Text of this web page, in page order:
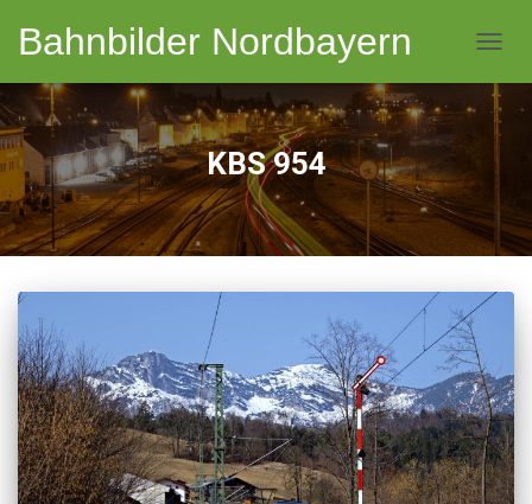
Bahnbilder Nordbayern
KBS 954